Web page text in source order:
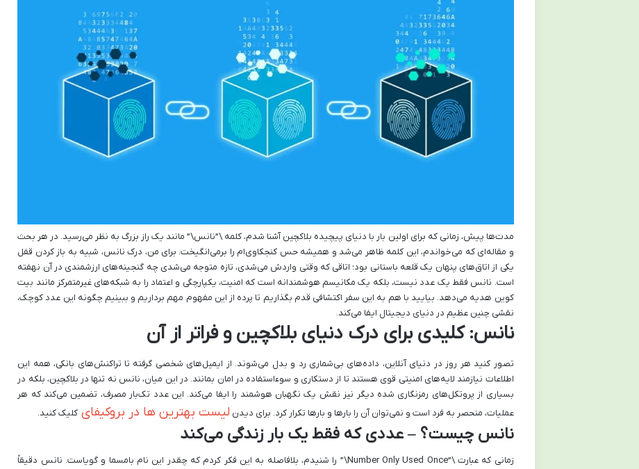
مدت‌ها پیش، زمانی که برای اولین بار با دنیای پیچیده بلاکچین آشنا شدم، کلمه \”نانس\” مانند یک راز بزرگ به نظر می‌رسید. در هر بحث
و مقاله‌ای که می‌خواندم، این کلمه ظاهر می‌شد و همیشه حس کنجکاوی‌ام را برمی‌انگیخت. برای من، درک نانس، شبیه به باز کردن قفل
یکی از اتاق‌های پنهان یک قلعه باستانی بود؛ اتاقی که وقتی واردش می‌شدی، تازه متوجه می‌شدی چه گنجینه‌های ارزشمندی در آن نهفته
است. نانس فقط یک عدد نیست، بلکه یک مکانیسم هوشمندانه است که امنیت، یکپارچگی و اعتماد را به شبکه‌های غیرمتمرکز مانند بیت
کوین هدیه می‌دهد. بیایید با هم به این سفر اکتشافی قدم بگذاریم تا پرده از این مفهوم مهم برداریم و ببینیم چگونه این عدد کوچک،
نقشی چنین عظیم در دنیای دیجیتال ایفا می‌کند.
نانس: کلیدی برای درک دنیای بلاکچین و فراتر از آن
تصور کنید هر روز در دنیای آنلاین، داده‌های بی‌شماری رد و بدل می‌شوند. از ایمیل‌های شخصی گرفته تا تراکنش‌های بانکی، همه این
اطلاعات نیازمند لایه‌های امنیتی قوی هستند تا از دستکاری و سوءاستفاده در امان بمانند. در این میان، نانس نه تنها در بلاکچین، بلکه در
بسیاری از پروتکل‌های رمزنگاری شده دیگر نیز نقش یک نگهبان هوشمند را ایفا می‌کند. این عدد تک‌بار مصرف، تضمین می‌کند که هر
عملیات، منحصر به فرد است و نمی‌توان آن را بارها و بارها تکرار کرد. برای دیدن لیست بهترین ها در بروکیفایکلیک کنید.
نانس چیست؟ – عددی که فقط یک بار زندگی می‌کند
زمانی که عبارت \”Number Only Used Once\” را شنیدم، بلافاصله به این فکر کردم که چقدر این نام بامسما و گویاست. نانس دقیقاً